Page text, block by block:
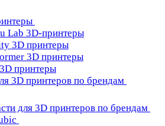
Lab 3D-принтеры
3D принтеры
3D принтеры
принтеры
3D принтеров по брендам
для 3D принтеров по брендам